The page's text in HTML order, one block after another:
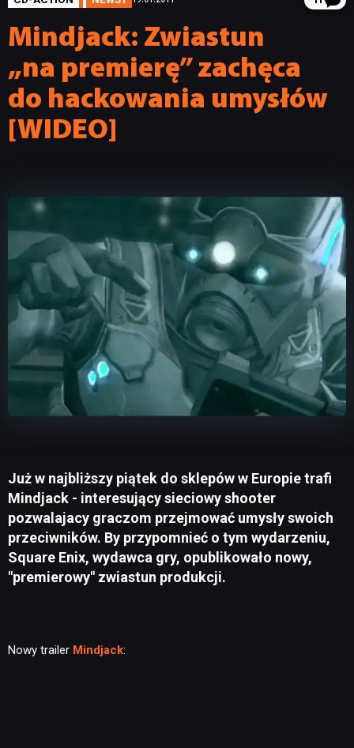
Mindjack: Zwiastun
„na premierę” zachęca
do hackowania umysłów
[WIDEO]
Już w najbliższy piątek do sklepów w Europie trafi
Mindjack - interesujący sieciowy shooter
pozwalajacy graczom przejmować umysły swoich
przeciwników. By przypomnieć o tym wydarzeniu,
Square Enix, wydawca gry, opublikowało nowy,
"premierowy" zwiastun produkcji.
Nowy trailer Mindjack: